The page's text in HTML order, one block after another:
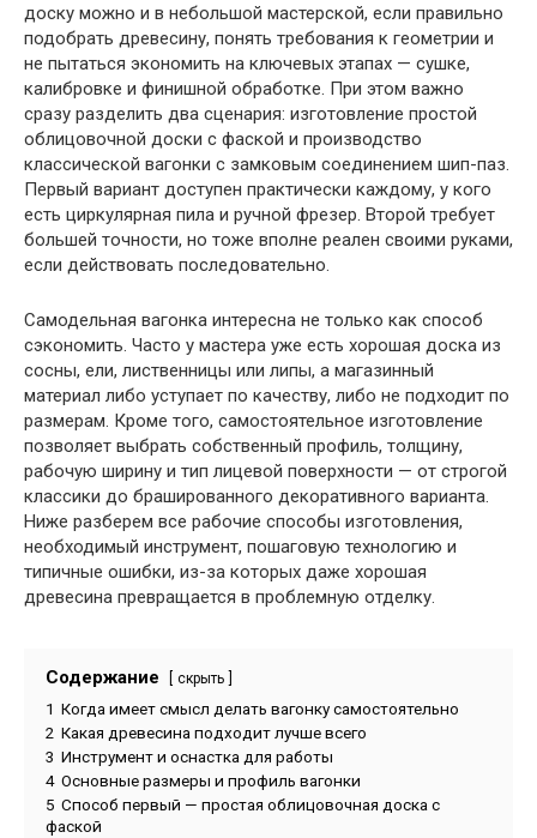
доску можно и в небольшой мастерской, если правильно
подобрать древесину, понять требования к геометрии и
не пытаться экономить на ключевых этапах — сушке,
калибровке и финишной обработке. При этом важно
сразу разделить два сценария: изготовление простой
облицовочной доски с фаской и производство
классической вагонки с замковым соединением шип-паз.
Первый вариант доступен практически каждому, у кого
есть циркулярная пила и ручной фрезер. Второй требует
большей точности, но тоже вполне реален своими руками,
если действовать последовательно.
Самодельная вагонка интересна не только как способ
сэкономить. Часто у мастера уже есть хорошая доска из
сосны, ели, лиственницы или липы, а магазинный
материал либо уступает по качеству, либо не подходит по
размерам. Кроме того, самостоятельное изготовление
позволяет выбрать собственный профиль, толщину,
рабочую ширину и тип лицевой поверхности — от строгой
классики до брашированного декоративного варианта.
Ниже разберем все рабочие способы изготовления,
необходимый инструмент, пошаговую технологию и
типичные ошибки, из-за которых даже хорошая
древесина превращается в проблемную отделку.
Содержание скрыть
1 Когда имеет смысл делать вагонку самостоятельно
2 Какая древесина подходит лучше всего
3 Инструмент и оснастка для работы
4 Основные размеры и профиль вагонки
5 Способ первый — простая облицовочная доска с
фаской